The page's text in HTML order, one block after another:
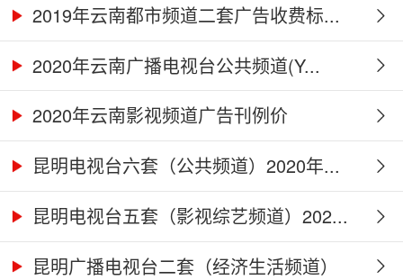
2019年云南都市频道二套广告收费标...
2020年云南广播电视台公共频道(Y...
2020年云南影视频道广告刊例价
昆明电视台六套（公共频道）2020年...
昆明电视台五套（影视综艺频道）202...
昆明广播电视台二套（经济生活频道）